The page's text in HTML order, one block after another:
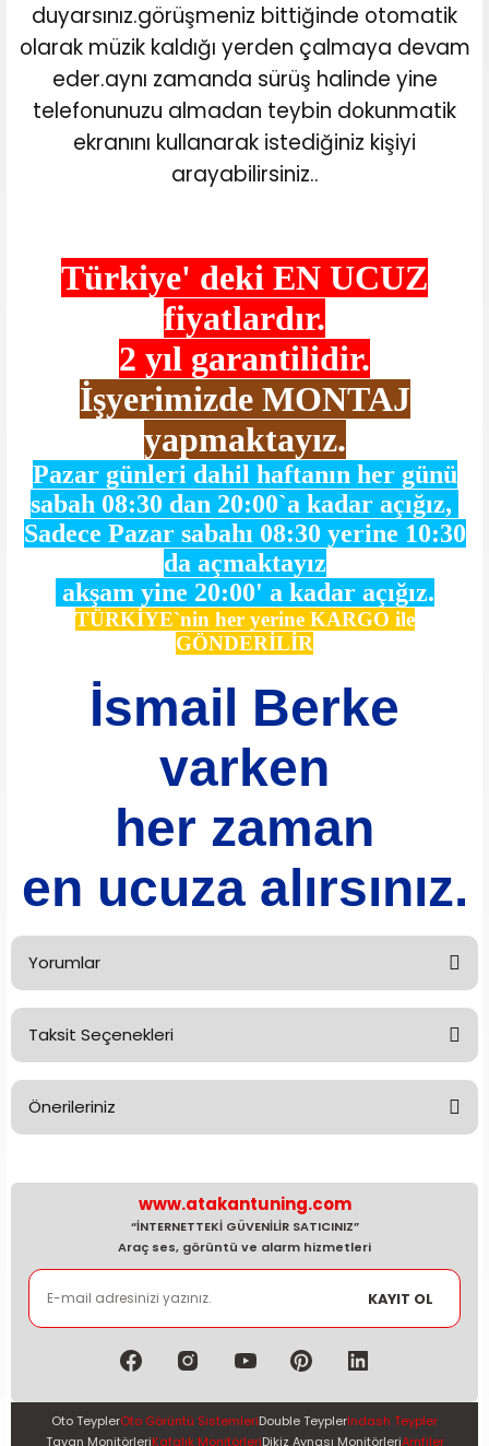
duyarsınız.görüşmeniz bittiğinde otomatik
olarak müzik kaldığı yerden çalmaya devam
eder.aynı zamanda sürüş halinde yine
telefonunuzu almadan teybin dokunmatik
ekranını kullanarak istediğiniz kişiyi
arayabilirsiniz..
Türkiye' deki EN UCUZ
fiyatlardır.
2 yıl garantilidir.
İşyerimizde MONTAJ
yapmaktayız.
Pazar günleri dahil haftanın her günü
sabah 08:30 dan 20:00`a kadar açığız,
Sadece Pazar sabahı 08:30 yerine 10:30
da açmaktayız
akşam yine 20:00' a kadar açığız.
TÜRKİYE`nin her yerine KARGO ile
GÖNDERİLİR
İsmail Berke
varken
her zaman
en ucuza alırsınız.
Yorumlar
Bu ürüne ilk yorumu siz yapın!
Taksit Seçenekleri
Önerileriniz
kullanarak tarafımıza iletebilirsiniz.
Görüş ve önerileriniz için teşekkür ederiz.
Ürün resmi kalitesiz, bozuk veya görüntülenemiyor.
Ürün açıklamasında eksik bilgiler bulunuyor.
Ürün bilgilerinde hatalar bulunuyor.
Ürün fiyatı diğer sitelerden daha pahalı.
www.atakantuning.com
“İNTERNETTEKİ GÜVENİLİR SATICINIZ”
Araç ses, görüntü ve alarm hizmetleri
KAYIT OL
Oto TeyplerOto Görüntü SistemleriDouble TeyplerIndash Teypler
Tavan MonitörleriKafalık MonitörleriDikiz Aynası MonitörleriAmfiler